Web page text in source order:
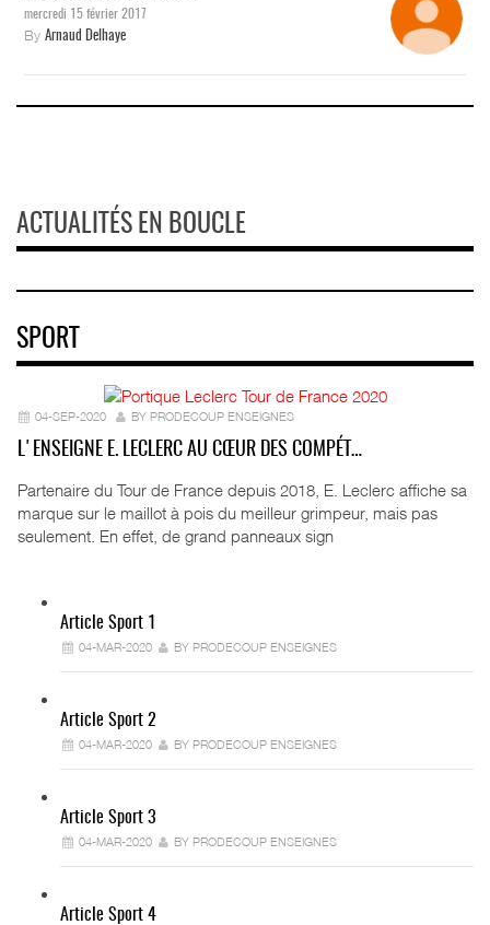
mercredi 15 février 2017
By Arnaud Delhaye
ACTUALITÉS EN BOUCLE
SPORT
04-SEP-2020 BY PRODECOUP ENSEIGNES
L'ENSEIGNE E. LECLERC AU CŒUR DES COMPÉT…
Partenaire du Tour de France depuis 2018, E. Leclerc affiche sa
marque sur le maillot à pois du meilleur grimpeur, mais pas
seulement. En effet, de grand panneaux sign
Article Sport 1
04-MAR-2020 BY PRODECOUP ENSEIGNES
Article Sport 2
04-MAR-2020 BY PRODECOUP ENSEIGNES
Article Sport 3
04-MAR-2020 BY PRODECOUP ENSEIGNES
Article Sport 4